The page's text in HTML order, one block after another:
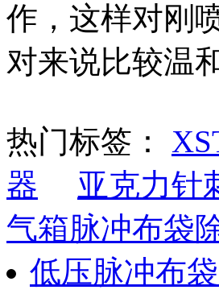
作，这样对刚
对来说比较温和
热门标签：
器
亚克力针
气箱脉冲布袋
低压脉冲布